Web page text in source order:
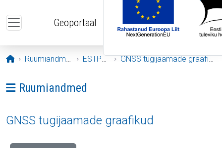
Geoportaal
Avaleht
Ruumiandmed ESTPOS GNSS tugijaamade graafikud
Ava menüü: Ruumiandmed
Ruumiandmed
GNSS tugijaamade graafikud